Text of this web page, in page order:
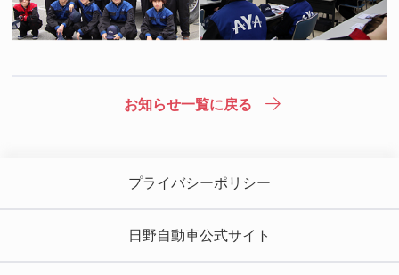
お知らせ一覧に戻る
プライバシーポリシー
日野自動車公式サイト